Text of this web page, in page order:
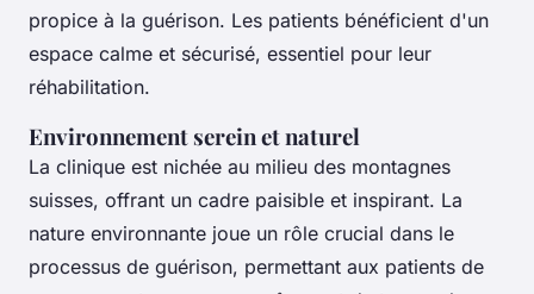
propice à la guérison. Les patients bénéficient d'un
espace calme et sécurisé, essentiel pour leur
réhabilitation.
Environnement serein et naturel
La clinique est nichée au milieu des montagnes
suisses, offrant un cadre paisible et inspirant. La
nature environnante joue un rôle crucial dans le
processus de guérison, permettant aux patients de